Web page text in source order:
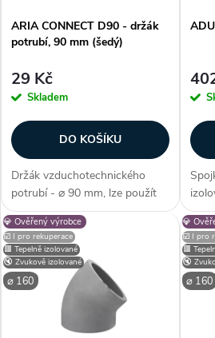
í
p
r
o
d
u
k
t
s
p
r
o
d
u
k
ARIA CONNECT D90 - držák
potrubí, 90 mm (šedý)
29 Kč
Skladem
DO KOŠÍKU
Držák vzduchotechnického
potrubí - ⌀ 90 mm, lze použít
pro potrubí ADURO, šetrné k
potrubí, snadná montáž na
stěnu/strop, plast, jednoduchý
spoj, šedá barva, instalace
pomocí...
Na
ze...
💎 Ověřený výrobce
⌀ 160
🟥 Tepelně izolované
🔇 Zvukově izolované
☑️ I pro rekuperace
💎
⌀ 160
🟥
🔇
☑️ I pro